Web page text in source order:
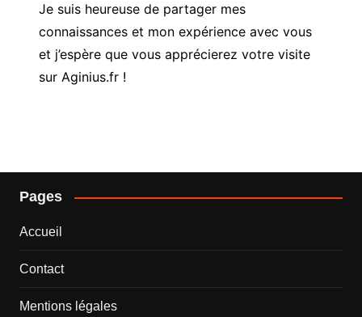
Je suis heureuse de partager mes
connaissances et mon expérience avec vous
et j’espère que vous apprécierez votre visite
sur Aginius.fr !
Pages
Accueil
Contact
Mentions légales